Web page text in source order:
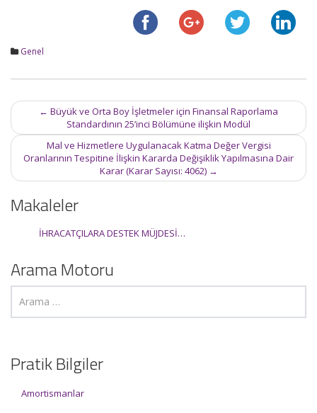
Genel
Post
navigation
← Büyük ve Orta Boy İşletmeler için Finansal Raporlama
Standardının 25’inci Bölümüne ilişkin Modül
Mal ve Hizmetlere Uygulanacak Katma Değer Vergisi
Oranlarının Tespitine İlişkin Kararda Değişiklik Yapılmasına Dair
Karar (Karar Sayısı: 4062) →
Makaleler
İHRACATÇILARA DESTEK MÜJDESİ…
Arama Motoru
Pratik Bilgiler
Amortismanlar